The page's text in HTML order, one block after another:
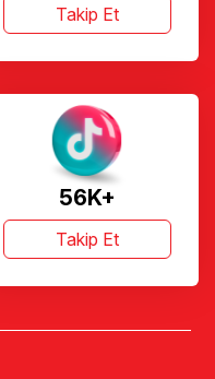
Takip Et
56K+
Takip Et